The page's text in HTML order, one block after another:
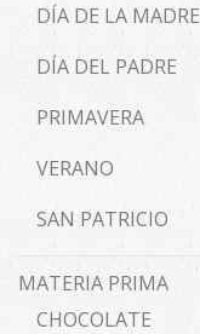
DÍA DE LA MADRE
DÍA DEL PADRE
PRIMAVERA
VERANO
SAN PATRICIO
MATERIA PRIMA
CHOCOLATE